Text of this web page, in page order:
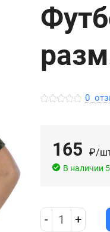
0
165 ₽/
В наличии
- 1 +